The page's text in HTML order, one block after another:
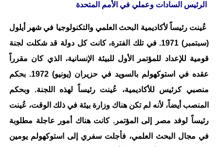
الرئيس السادات وعملي في الأمم المتحدة
عُينت رئيساً لأكاديمية البحث العلمي والتكنولوجيا في شهر أيلول
(سبتمبر) 1971. في تلك الفترة، كانت كل دولة قد شكلت لجنة
قومية للإعداد للمؤتمر الأول للبيئة الإنسانية، الذي كان مقرراً
عقده في استوكهولم بالسويد في حزيران (يونيو) 1972. بحكم
منصبي كرئيس للأكاديمية، عُينت رئيساً لهذه اللجنة. وبحكم
المنصب أيضاً، لأنه لم تكن هناك وزارة بيئة في ذلك الوقت، عُينت
رئيساً لوفد مصر إلى المؤتمر. كانت هناك أمور عاجلة مطلوبة
في مجال البحث العلمي، فأجلت سفري إلى استوكهولم يومين